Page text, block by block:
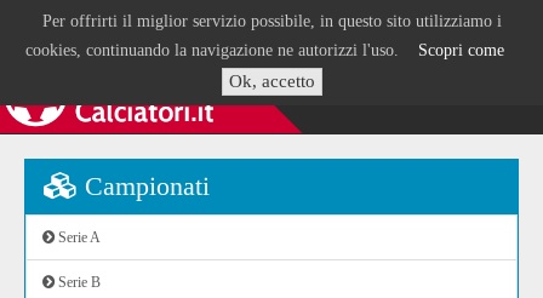
Per offrirti il miglior servizio possibile, in questo sito utilizziamo i
cookies, continuando la navigazione ne autorizzi l'uso. Scopri come
Ok, accetto
Campionati
Serie A
Serie B